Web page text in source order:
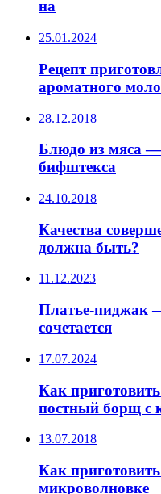
на
25.01.2024
Рецепт
ароматного
28.12.2018
Блюдо из мяса —
бифштекса
24.10.2018
Качества
должна быть?
11.12.2023
Платье-пиджак
сочетается
17.07.2024
Как
постный борщ с
13.07.2018
Как
микроволновке